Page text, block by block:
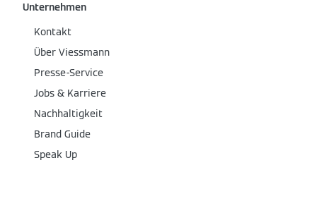
Unternehmen
Kontakt
Über Viessmann
Presse-Service
Jobs & Karriere
Nachhaltigkeit
Brand Guide
Speak Up